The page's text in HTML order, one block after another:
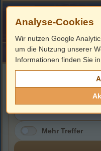
HOME ImpressumLinks
Gerd
Mehr Treffer
Analyse-Cookies
Wir nutzen Google
um die Nutzung unserer
Informationen finden Sie